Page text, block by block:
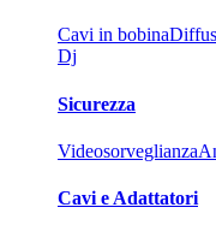
Cavi in bobina
Dj
Sicurezza
Videosorveglianza
Cavi e Adattatori